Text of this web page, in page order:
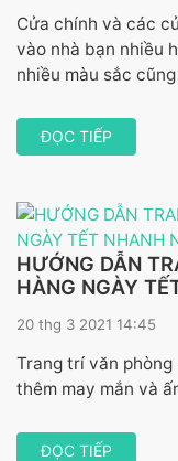
Cửa chính và các
vào nhà bạn nhiều
nhiều màu sắc
ĐỌC TIẾP
HƯỚNG DẪN
HÀNG NGÀY
20 thg 3 2021 14:45
Trang trí văn
thêm may mắn và
ĐỌC TIẾP